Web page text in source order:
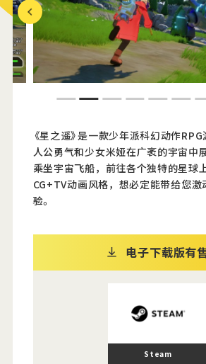
Previous
1 2 3 4 5 6 7
《星之遥》是一款少年派科幻动作
人公勇气和少女米娅在广袤的宇宙中
乘坐宇宙飞船，前往各个独特的星球
CG+TV动画风格，想必定能带给您激
验。
电子下载版有
Steam